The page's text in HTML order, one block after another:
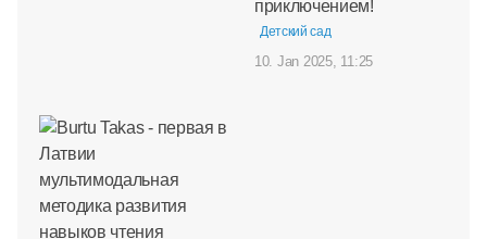
приключением!
Детский сад
10. Jan 2025, 11:25